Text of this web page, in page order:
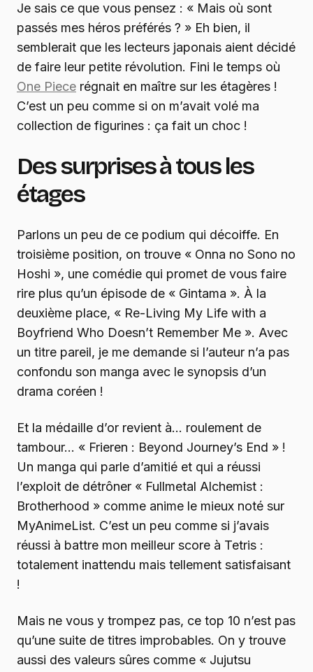
Je sais ce que vous pensez : « Mais où sont
passés mes héros préférés ? » Eh bien, il
semblerait que les lecteurs japonais aient décidé
de faire leur petite révolution. Fini le temps où
One Piece régnait en maître sur les étagères !
C’est un peu comme si on m’avait volé ma
collection de figurines : ça fait un choc !
Des surprises à tous les
étages
Parlons un peu de ce podium qui décoiffe. En
troisième position, on trouve « Onna no Sono no
Hoshi », une comédie qui promet de vous faire
rire plus qu’un épisode de « Gintama ». À la
deuxième place, « Re-Living My Life with a
Boyfriend Who Doesn’t Remember Me ». Avec
un titre pareil, je me demande si l’auteur n’a pas
confondu son manga avec le synopsis d’un
drama coréen !
Et la médaille d’or revient à… roulement de
tambour… « Frieren : Beyond Journey’s End » !
Un manga qui parle d’amitié et qui a réussi
l’exploit de détrôner « Fullmetal Alchemist :
Brotherhood » comme anime le mieux noté sur
MyAnimeList. C’est un peu comme si j’avais
réussi à battre mon meilleur score à Tetris :
totalement inattendu mais tellement satisfaisant
!
Mais ne vous y trompez pas, ce top 10 n’est pas
qu’une suite de titres improbables. On y trouve
aussi des valeurs sûres comme « Jujutsu